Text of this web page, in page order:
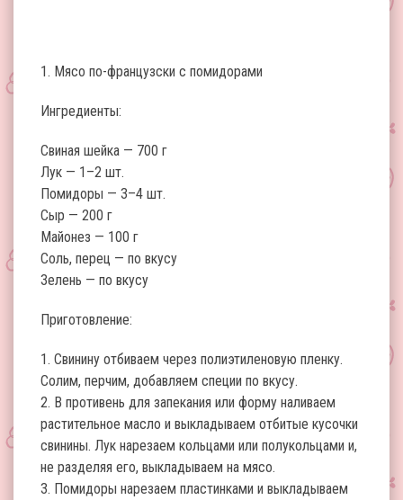
1. Мясо по-французски с помидорами
Ингредиенты:
Свиная шейка — 700 г
Лук — 1–2 шт.
Помидоры — 3–4 шт.
Сыр — 200 г
Майонез — 100 г
Соль, перец — по вкусу
Зелень — по вкусу
Приготовление:
1. Свинину отбиваем через полиэтиленовую пленку.
Солим, перчим, добавляем специи по вкусу.
2. В противень для запекания или форму наливаем
растительное масло и выкладываем отбитые кусочки
свинины. Лук нарезаем кольцами или полукольцами и,
не разделяя его, выкладываем на мясо.
3. Помидоры нарезаем пластинками и выкладываем